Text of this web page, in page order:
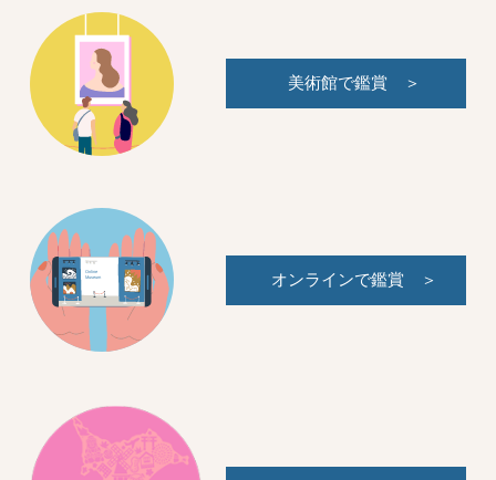
美術館で鑑賞
オンラインで鑑賞